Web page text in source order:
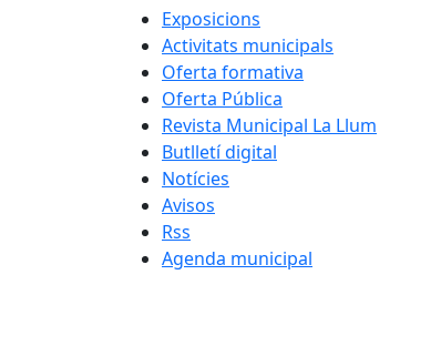
Exposicions
Activitats municipals
Oferta formativa
Oferta Pública
Revista Municipal La Llum
Butlletí digital
Notícies
Avisos
Rss
Agenda municipal